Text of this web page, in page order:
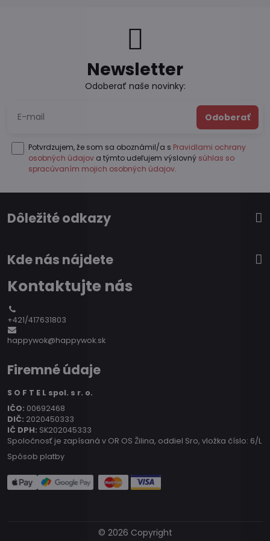
Newsletter
Odoberať naše novinky:
Odoberať
Potvrdzujem, že som sa oboznámil/a s Pravidlami ochrany
osobných údajov a týmto udeľujem výslovný súhlas so
spracúvaním mojich osobných údajov.
Dôležité odkazy
Kde nás nájdete
Kontaktujte nás
+421/417631803
happywok@happywok.sk
Firemné údaje
S O F T E L spol. s r. o.
IČO: 00692468
DIČ: 2020450333
IČ DPH: SK202045333
Spoločnosť je zapísaná v OR OS Žilina, oddiel Sro, vložka číslo: 6/L
Spôsob platby
© 2026 Copyright